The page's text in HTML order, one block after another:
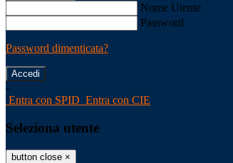
Nome Utente
Password
Password dimenticata?
-
Entra con SPID Entra con CIE
Seleziona utente
button close ×